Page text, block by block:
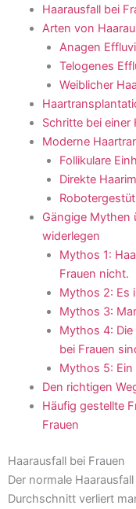
Haarausfall bei
Arten von
Anagen
Telogenes
Weiblicher
Schritte bei einer
Moderne
Follikulare
Direkte
Gängige Mythen
widerlegen
Mythos 1:
Frauen nicht.
Mythos 2: Es
Mythos 3:
Mythos 4:
bei Frauen
Mythos 5:
Den richtigen
Häufig gestellte
Frauen
Haarausfall bei Frauen
Der normale
Durchschnitt verliert